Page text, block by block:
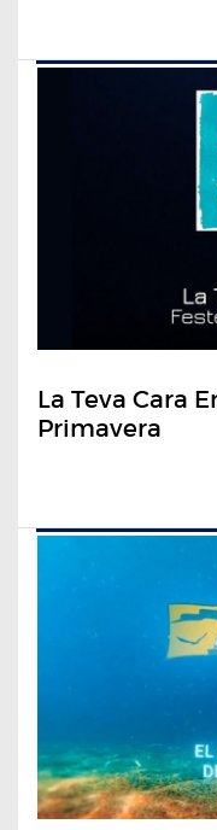
La Teva Cara
Primavera